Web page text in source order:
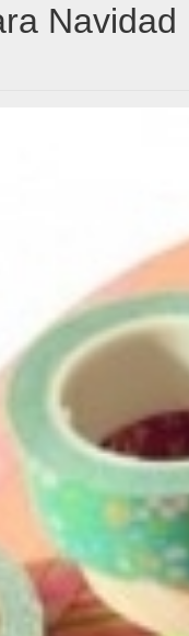
Navidad